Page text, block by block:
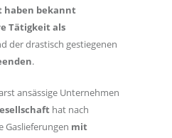
haben bekannt
Tätigkeit als
der drastisch gestiegenen
.
ansässige Unternehmen
hat nach
Gaslieferungen mit